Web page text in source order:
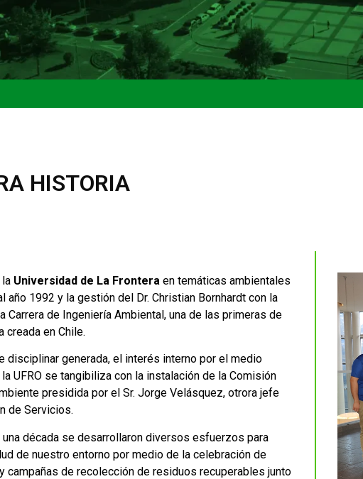
HISTORIA
la Universidad de La Frontera en temáticas ambientales
año 1992 y la gestión del Dr. Christian Bornhardt con la
Carrera de Ingeniería Ambiental, una de las primeras de
creada en Chile.
disciplinar generada, el interés interno por el medio
UFRO se tangibiliza con la instalación de la Comisión
presidida por el Sr. Jorge Velásquez, otrora jefe
de Servicios.
una década se desarrollaron diversos esfuerzos para
de nuestro entorno por medio de la celebración de
campañas de recolección de residuos recuperables junto